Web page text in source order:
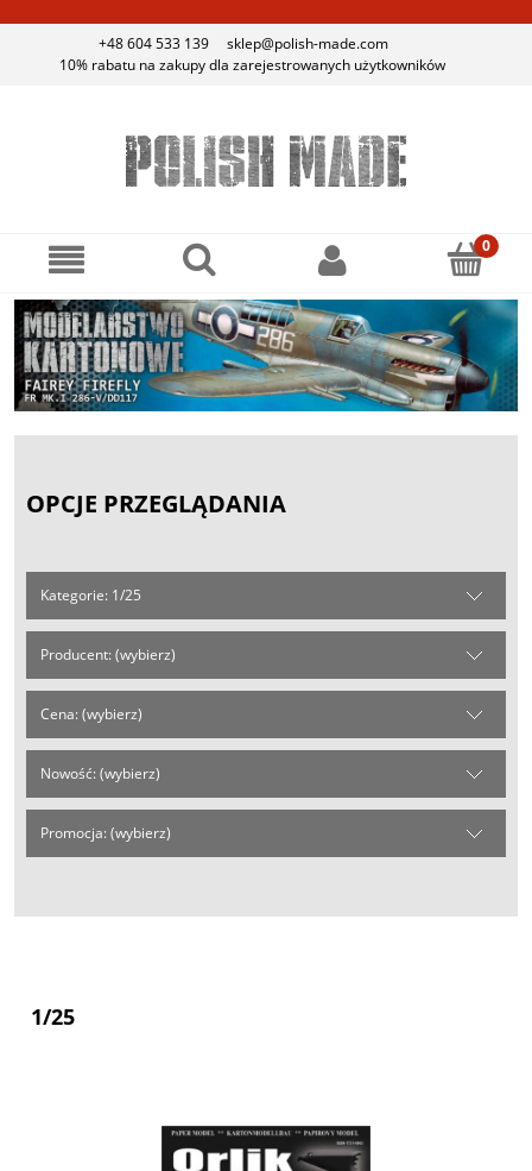
+48 604 533 139
sklep@polish-made.com
10% rabatu na zakupy dla zarejestrowanych użytkowników
OPCJE PRZEGLĄDANIA
Kategorie: 1/25
Producent: (wybierz)
Cena: (wybierz)
Nowość: (wybierz)
Promocja: (wybierz)
1/25